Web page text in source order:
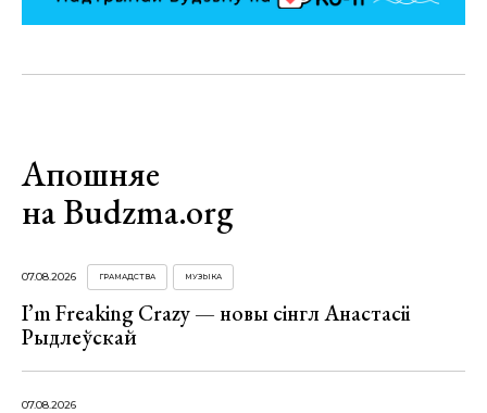
Апошняе
на Budzma.org
07.08.2026 ГРАМАДСТВА МУЗЫКА
I’m Freaking Crazy — новы сінгл Анастасіі
Рыдлеўскай
07.08.2026